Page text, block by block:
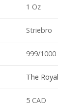
1 Oz
Striebro
999/1000
The
5 CAD